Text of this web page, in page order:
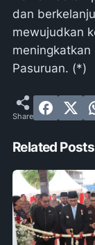
dan
mewujudkan
Pasuruan. (*)
Related Posts